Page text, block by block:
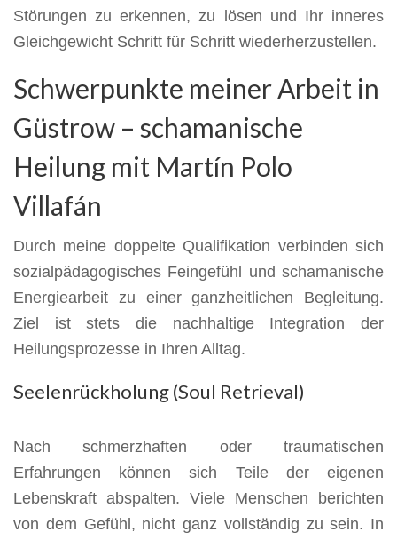
Störungen zu erkennen, zu lösen und Ihr inneres
Gleichgewicht Schritt für Schritt wiederherzustellen.
Schwerpunkte meiner Arbeit in
Güstrow – schamanische
Heilung mit Martín Polo
Villafán
Durch meine doppelte Qualifikation verbinden sich
sozialpädagogisches Feingefühl und schamanische
Energiearbeit zu einer ganzheitlichen Begleitung.
Ziel ist stets die nachhaltige Integration der
Heilungsprozesse in Ihren Alltag.
Seelenrückholung (Soul Retrieval)
Nach schmerzhaften oder traumatischen
Erfahrungen können sich Teile der eigenen
Lebenskraft abspalten. Viele Menschen berichten
von dem Gefühl, nicht ganz vollständig zu sein. In